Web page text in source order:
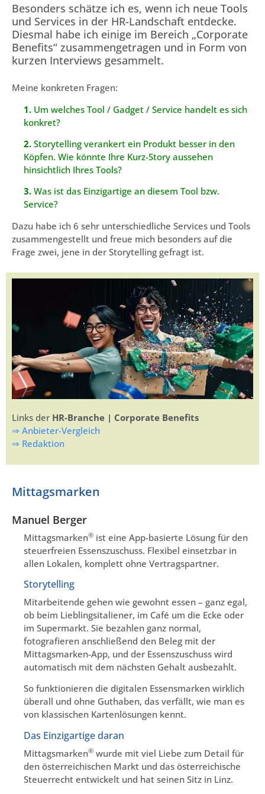
Besonders schätze ich es, wenn ich neue Tools
und Services in der HR-Landschaft entdecke.
Diesmal habe ich einige im Bereich „Corporate
Benefits“ zusammengetragen und in Form von
kurzen Interviews gesammelt.
Meine konkreten Fragen:
1. Um welches Tool / Gadget / Service handelt es sich
konkret?
2. Storytelling verankert ein Produkt besser in den
Köpfen. Wie könnte Ihre Kurz-Story aussehen
hinsichtlich Ihres Tools?
3. Was ist das Einzigartige an diesem Tool bzw.
Service?
Dazu habe ich 6 sehr unterschiedliche Services und Tools
zusammengestellt und freue mich besonders auf die
Frage zwei, jene in der Storytelling gefragt ist.
Links der HR-Branche | Corporate Benefits
⇒ Anbieter-Vergleich
⇒ Redaktion
Mittagsmarken
Manuel Berger
Mittagsmarken® ist eine App-basierte Lösung für den
steuerfreien Essenszuschuss. Flexibel einsetzbar in
allen Lokalen, komplett ohne Vertragspartner.
Storytelling
Mitarbeitende gehen wie gewohnt essen – ganz egal,
ob beim Lieblingsitaliener, im Café um die Ecke oder
im Supermarkt. Sie bezahlen ganz normal,
fotografieren anschließend den Beleg mit der
Mittagsmarken-App, und der Essenszuschuss wird
automatisch mit dem nächsten Gehalt ausbezahlt.
So funktionieren die digitalen Essensmarken wirklich
überall und ohne Guthaben, das verfällt, wie man es
von klassischen Kartenlösungen kennt.
Das Einzigartige daran
Mittagsmarken® wurde mit viel Liebe zum Detail für
den österreichischen Markt und das österreichische
Steuerrecht entwickelt und hat seinen Sitz in Linz.